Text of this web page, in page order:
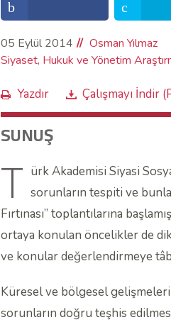
05 Eylül 2014
Osman Yılmaz
Siyaset, Hukuk ve Yönetim
Yazdır Çalışmayı İndir
SUNUŞ
T ürk Akademisi Siyasi
sorunların tespiti ve
Fırtınası” toplantılarına
ortaya konulan öncelikler de
ve konular değerlendirmeye
Küresel ve bölgesel
sorunların doğru teşhis